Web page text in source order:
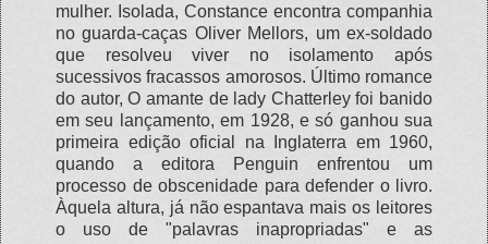
mulher. Isolada, Constance encontra companhia
no guarda-caças Oliver Mellors, um ex-soldado
que resolveu viver no isolamento após
sucessivos fracassos amorosos. Último romance
do autor, O amante de lady Chatterley foi banido
em seu lançamento, em 1928, e só ganhou sua
primeira edição oficial na Inglaterra em 1960,
quando a editora Penguin enfrentou um
processo de obscenidade para defender o livro.
Àquela altura, já não espantava mais os leitores
o uso de "palavras inapropriadas" e as